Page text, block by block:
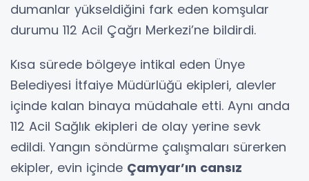
dumanlar yükseldiğini fark eden komşular
durumu 112 Acil Çağrı Merkezi’ne bildirdi.
Kısa sürede bölgeye intikal eden Ünye
Belediyesi İtfaiye Müdürlüğü ekipleri, alevler
içinde kalan binaya müdahale etti. Aynı anda
112 Acil Sağlık ekipleri de olay yerine sevk
edildi. Yangın söndürme çalışmaları sürerken
ekipler, evin içinde Çamyar’ın cansız